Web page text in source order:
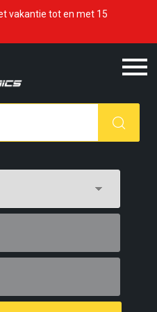
vakantie tot en met 15